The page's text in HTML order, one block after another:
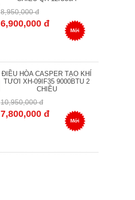
8,950,000 đ
6,900,000 đ
Mới
ĐIỀU HÒA CASPER TẠO KHÍ
TƯƠI XH-09IF35 9000BTU 2
CHIỀU
10,950,000 đ
7,800,000 đ
Mới